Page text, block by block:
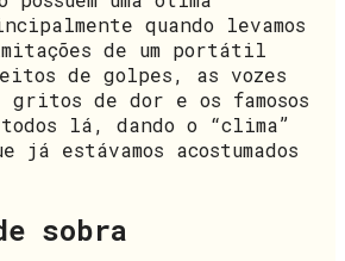
quando levamos
de um portátil
de golpes, as vozes
gritos de dor e os famosos
lá, dando o “clima”
já estávamos acostumados
sobra